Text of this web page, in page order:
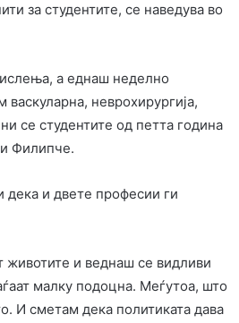
за студентите, се наведува во
а еднаш неделно
неврохирургија,
се студентите од петта година
Филипче.
дека и двете професии ги
животите и веднаш се видливи
малку подоцна. Меѓутоа, што
И сметам дека политиката дава